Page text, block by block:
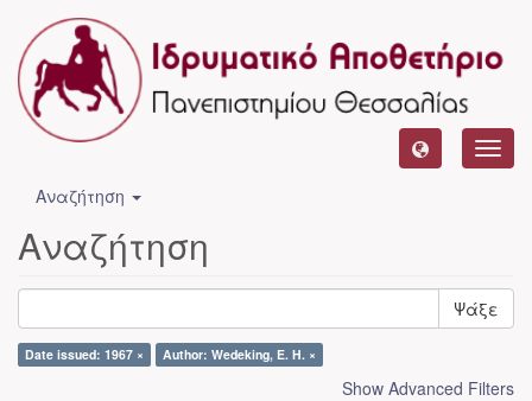
Αναζήτηση
Αναζήτηση
Ψάξε
Date issued: 1967 × Author: Wedeking, E. H. ×
Show Advanced Filters